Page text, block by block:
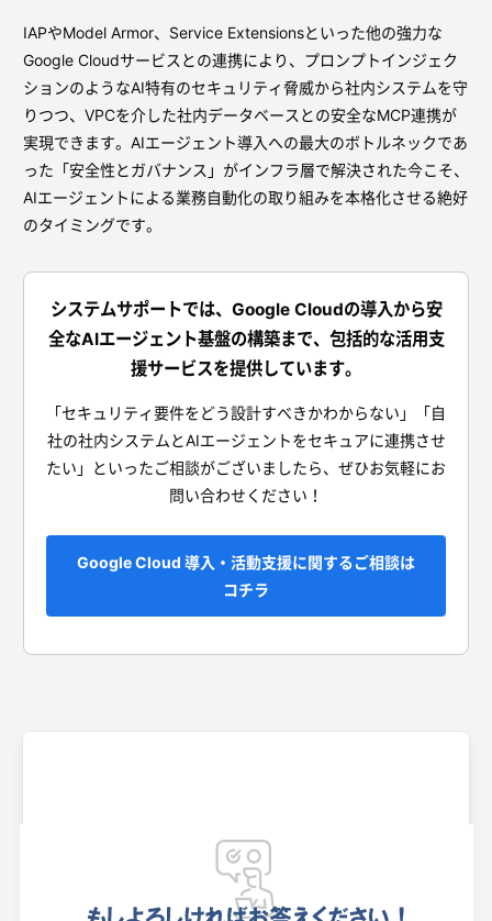
IAPやModel Armor、Service Extensionsといった他の強力な
Google Cloudサービスとの連携により、プロンプトインジェク
ションのようなAI特有のセキュリティ脅威から社内システムを守
りつつ、VPCを介した社内データベースとの安全なMCP連携が
実現できます。AIエージェント導入への最大のボトルネックであ
った「安全性とガバナンス」がインフラ層で解決された今こそ、
AIエージェントによる業務自動化の取り組みを本格化させる絶好
のタイミングです。
システムサポートでは、Google Cloudの導入から安
全なAIエージェント基盤の構築まで、包括的な活用支
援サービスを提供しています。
「セキュリティ要件をどう設計すべきかわからない」「自
社の社内システムとAIエージェントをセキュアに連携させ
たい」といったご相談がございましたら、ぜひお気軽にお
問い合わせください！
Google Cloud 導入・活動支援に関するご相談は
コチラ